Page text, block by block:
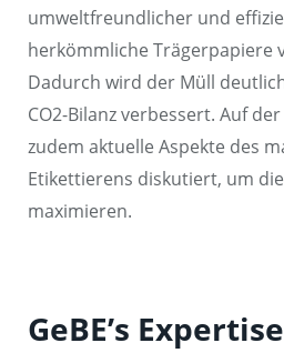
umweltfreundlicher und
herkömmliche Trägerpapiere
Dadurch wird der Müll
CO2-Bilanz verbessert. Auf
zudem aktuelle Aspekte des
Etikettierens diskutiert, um
maximieren.
GeBE’s